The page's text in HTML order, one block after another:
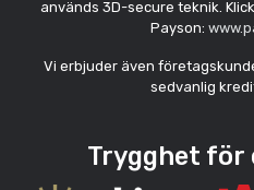
används 3D-secure teknik.
Payson:
Vi erbjuder även
sedvanlig
Trygghet för